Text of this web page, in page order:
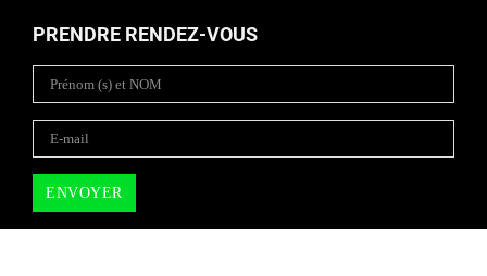
PRENDRE RENDEZ-VOUS